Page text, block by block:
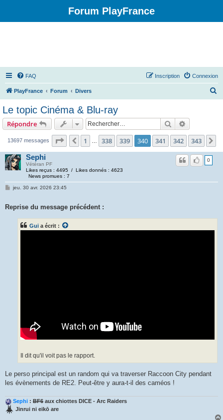
Forum PlayFrance
FAQ Connexion
Inscription
PlayFrance Forum Divers
Le topic Cinéma & Blu-ray
Répondre Rechercher
13697 messages Page 340 sur343
Précédent
1 338 339 340 341 342 343
Sephi
Vétéran PF
Likes reçus : 4495 / Likes donnés : 4623
News promues : 7
0
jeu. 30 avr. 2026 23:45
Reprise du message précédent :
Gui a écrit :
Il dit qu'il voit pas le rapport.
Le perso principal est un random qui va traverser Raccoon City pendant
les évènements de RE2. Peut-être y aura-t-il des caméos !
Sephi : BF6 aux chiottes DICE - Arc Raiders
Jinrui ni eikō are